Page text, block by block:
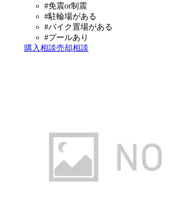
#免震or制震
#駐輪場がある
#バイク置場がある
#プールあり
購入相談売却相談